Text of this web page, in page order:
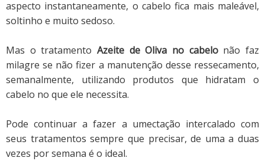
aspecto instantaneamente, o cabelo fica mais maleável,
soltinho e muito sedoso.
Mas o tratamento Azeite de Oliva no cabelo não faz
milagre se não fizer a manutenção desse ressecamento,
semanalmente, utilizando produtos que hidratam o
cabelo no que ele necessita.
Pode continuar a fazer a umectação intercalado com
seus tratamentos sempre que precisar, de uma a duas
vezes por semana é o ideal.